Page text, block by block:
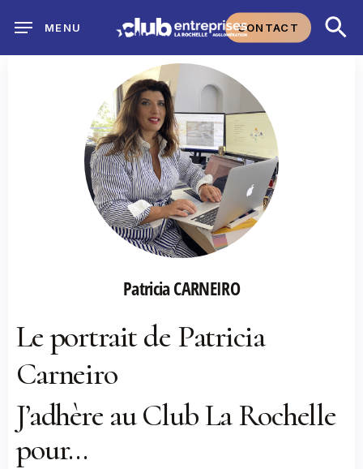
main
CONTACT
MENU
Patricia CARNEIRO
Le portrait de Patricia
Carneiro
J’adhère au Club La Rochelle
pour…